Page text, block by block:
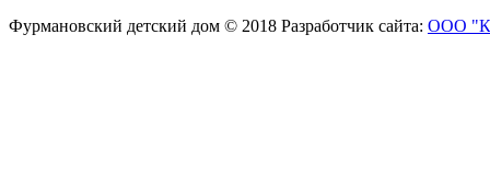
Фурмановский детский дом © 2018 Разработчик сайта: ООО